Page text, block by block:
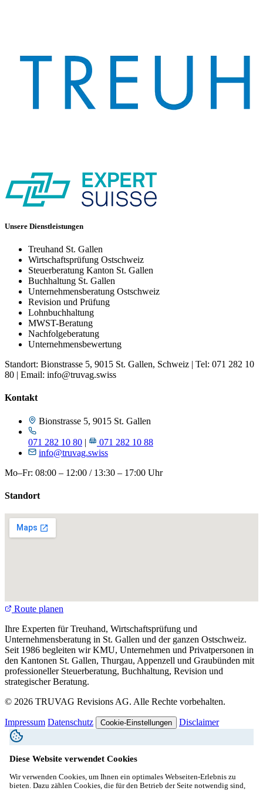
Unsere Dienstleistungen
Treuhand St. Gallen
Wirtschaftsprüfung Ostschweiz
Steuerberatung Kanton St. Gallen
Buchhaltung St. Gallen
Unternehmensberatung Ostschweiz
Revision und Prüfung
Lohnbuchhaltung
MWST-Beratung
Nachfolgeberatung
Unternehmensbewertung
Standort: Bionstrasse 5, 9015 St. Gallen, Schweiz | Tel: 071 282 10
80 | Email: info@truvag.swiss
Kontakt
Bionstrasse 5, 9015 St. Gallen
071 282 10 80 |
071 282 10 88
info@truvag.swiss
Mo–Fr: 08:00 – 12:00 / 13:30 – 17:00 Uhr
Standort
Route planen
Ihre Experten für Treuhand, Wirtschaftsprüfung und
Unternehmensberatung in St. Gallen und der ganzen Ostschweiz.
Seit 1986 begleiten wir KMU, Unternehmen und Privatpersonen in
den Kantonen St. Gallen, Thurgau, Appenzell und Graubünden mit
professioneller Steuerberatung, Buchhaltung, Revision und
strategischer Beratung.
© 2026 TRUVAG Revisions AG. Alle Rechte vorbehalten.
Impressum Datenschutz Cookie-Einstellungen Disclaimer
Diese Website verwendet Cookies
Wir verwenden Cookies, um Ihnen ein optimales Webseiten-Erlebnis zu
bieten. Dazu zählen Cookies, die für den Betrieb der Seite notwendig sind,